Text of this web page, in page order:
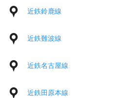
近鉄鈴鹿線
近鉄難波線
近鉄名古屋線
近鉄田原本線